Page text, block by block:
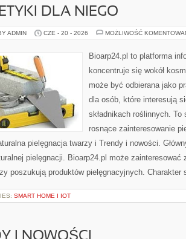
DLA NIEGO
ADMIN CZE - 20 - 2026 MOŻLIWOŚĆ
Bioarp24.pl to platforma
koncentruje się wokół
może być odbierana jako
dla osób, które interesują
składnikach roślinnych.
rosnące zainteresowanie
pielęgnacja twarzy i Trendy i nowości.
pielęgnacji. Bioarp24.pl może zainteresować
poszukują produktów pielęgnacyjnych.
SMART HOME I IOT